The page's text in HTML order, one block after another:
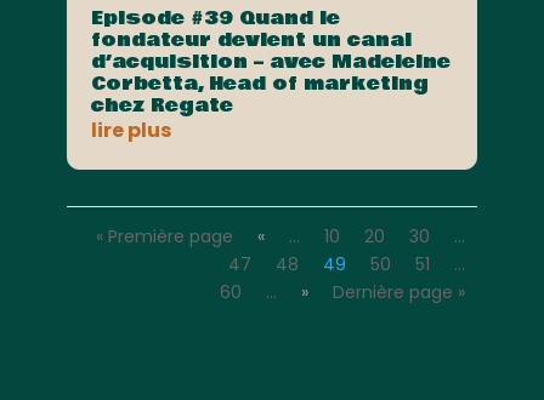
Episode #39 Quand le
fondateur devient un canal
d’acquisition – avec Madeleine
Corbetta, Head of marketing
chez Regate
lire plus
« Première page « … 10 20 30
…
47
48 49 50 51
…
60
… » Dernière page »